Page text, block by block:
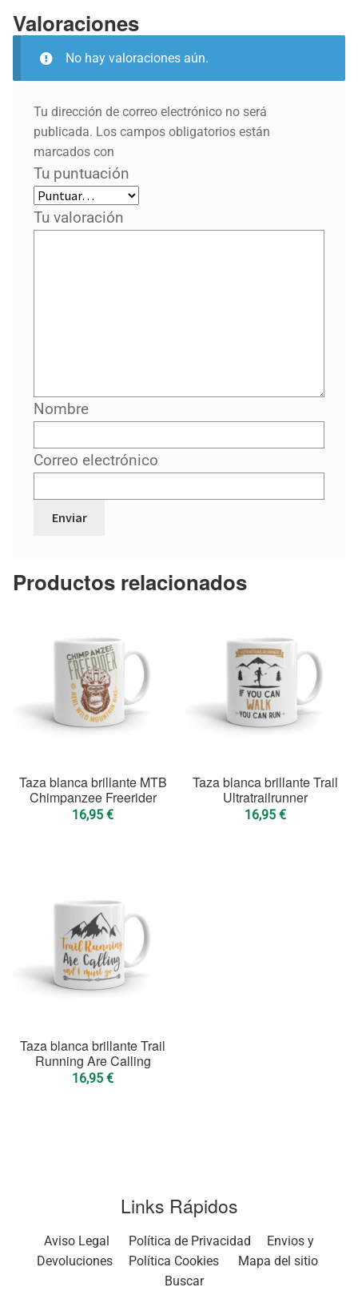
Valoraciones
No hay valoraciones aún.
Tu dirección de correo electrónico no será
publicada. Los campos obligatorios están
marcados con
Tu puntuación
Tu valoración
Nombre
Correo electrónico
Productos relacionados
Taza blanca brillante MTB
Chimpanzee Freerider
16,95 €
Taza blanca brillante Trail
Ultratrailrunner
16,95 €
Taza blanca brillante Trail
Running Are Calling
16,95 €
Links Rápidos
Aviso Legal Política de Privacidad
Envios y
Devoluciones
Política Cookies
Mapa del sitio
Buscar